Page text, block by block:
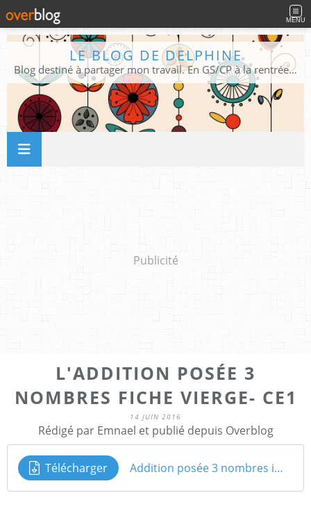
MENU
LE BLOG DE DELPHINE
Blog destiné à partager mon travail. En GS/CP à la rentrée 2026/2027 !
Publicité
L'ADDITION POSÉE 3
NOMBRES FICHE VIERGE- CE1
14 JUIN 2016
Rédigé par Emnael et publié depuis Overblog
Télécharger Addition posée 3 nombres immeuble fiche vierge